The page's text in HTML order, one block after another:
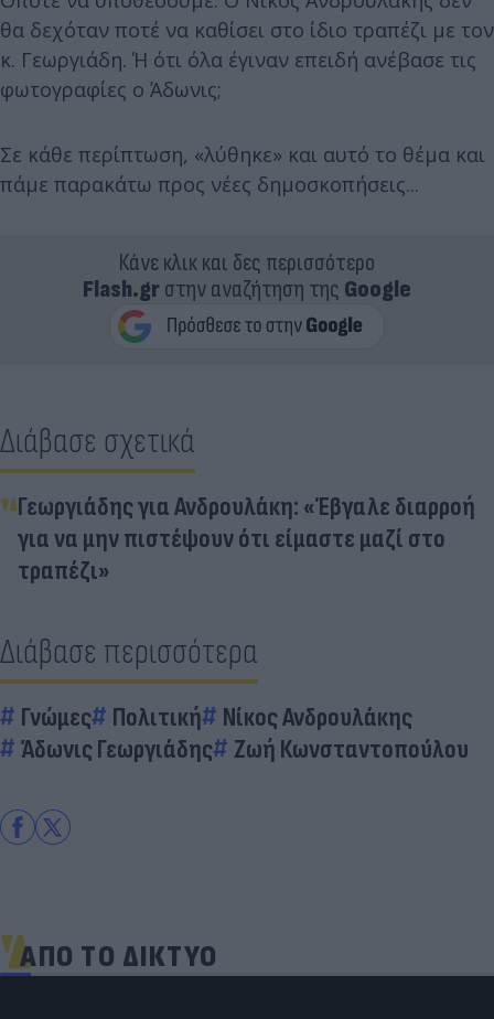
θα δεχόταν ποτέ να καθίσει στο ίδιο τραπέζι με τον
κ. Γεωργιάδη. Ή ότι όλα έγιναν επειδή ανέβασε τις
φωτογραφίες ο Άδωνις;
Σε κάθε περίπτωση, «λύθηκε» και αυτό το θέμα και
πάμε παρακάτω προς νέες δημοσκοπήσεις...
Κάνε κλικ και δες περισσότερο
Flash.grστην αναζήτηση της Google
Διάβασε σχετικά
Γεωργιάδης για Ανδρουλάκη: «Έβγαλε διαρροή
για να μην πιστέψουν ότι είμαστε μαζί στο
τραπέζι»
Διάβασε περισσότερα
Γνώμες Πολιτική
Νίκος Ανδρουλάκης
Άδωνις Γεωργιάδης
Ζωή Κωνσταντοπούλου
ΑΠΟ ΤΟ ΔΙΚΤΥΟ